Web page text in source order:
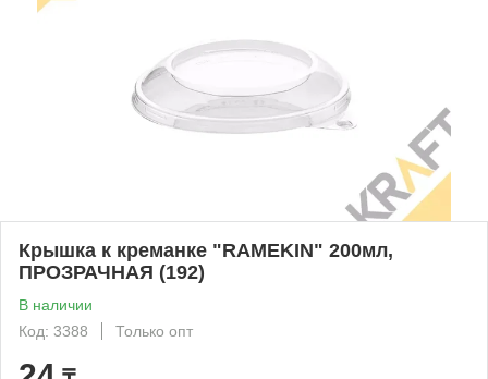
Крышка к креманке "RAMEKIN" 200мл,
ПРОЗРАЧНАЯ (192)
В наличии
Код: 3388
Только опт